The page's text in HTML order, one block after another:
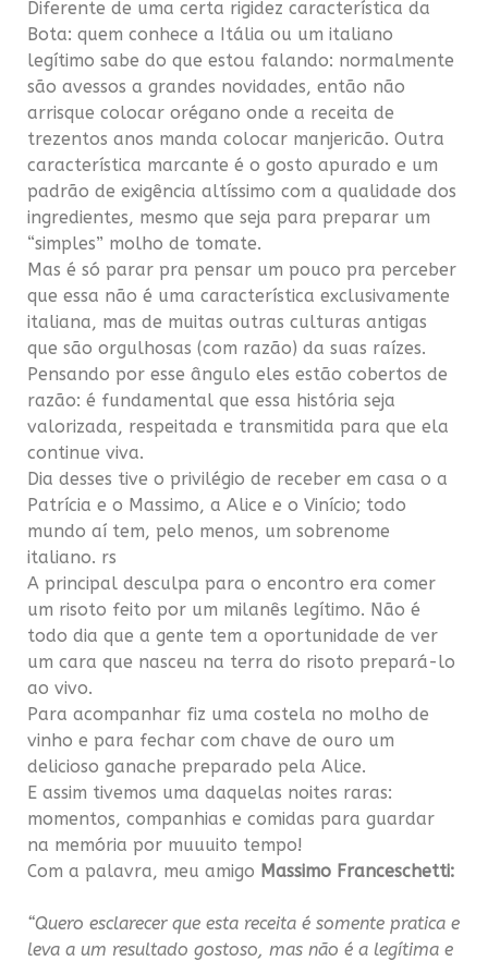
Diferente de uma certa rigidez característica da
Bota: quem conhece a Itália ou um italiano
legítimo sabe do que estou falando: normalmente
são avessos a grandes novidades, então não
arrisque colocar orégano onde a receita de
trezentos anos manda colocar manjericão. Outra
característica marcante é o gosto apurado e um
padrão de exigência altíssimo com a qualidade dos
ingredientes, mesmo que seja para preparar um
“simples” molho de tomate.
Mas é só parar pra pensar um pouco pra perceber
que essa não é uma característica exclusivamente
italiana, mas de muitas outras culturas antigas
que são orgulhosas (com razão) da suas raízes.
Pensando por esse ângulo eles estão cobertos de
razão: é fundamental que essa história seja
valorizada, respeitada e transmitida para que ela
continue viva.
Dia desses tive o privilégio de receber em casa o a
Patrícia e o Massimo, a Alice e o Vinício; todo
mundo aí tem, pelo menos, um sobrenome
italiano. rs
A principal desculpa para o encontro era comer
um risoto feito por um milanês legítimo. Não é
todo dia que a gente tem a oportunidade de ver
um cara que nasceu na terra do risoto prepará-lo
ao vivo.
Para acompanhar fiz uma costela no molho de
vinho e para fechar com chave de ouro um
delicioso ganache preparado pela Alice.
E assim tivemos uma daquelas noites raras:
momentos, companhias e comidas para guardar
na memória por muuuito tempo!
Com a palavra, meu amigo Massimo Franceschetti:
“Quero esclarecer que esta receita é somente pratica e
leva a um resultado gostoso, mas não é a legítima e